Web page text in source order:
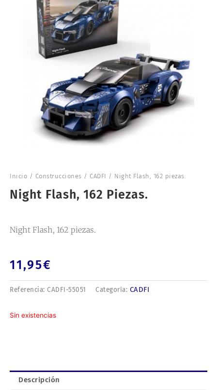
Inicio / Construcciones / CADFI / Night Flash, 162 piezas.
Night Flash, 162 Piezas.
Night Flash, 162 piezas.
11,95€
Referencia: CADFI-55051 Categoría: CADFI
Sin existencias
Descripción